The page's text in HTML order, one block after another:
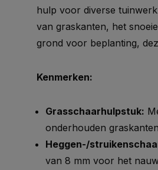
hulp voor diverse
van graskanten, het
grond voor beplanting,
Kenmerken:
Grasschaarhulpstuk:
onderhouden
Heggen-/
van 8 mm voor het